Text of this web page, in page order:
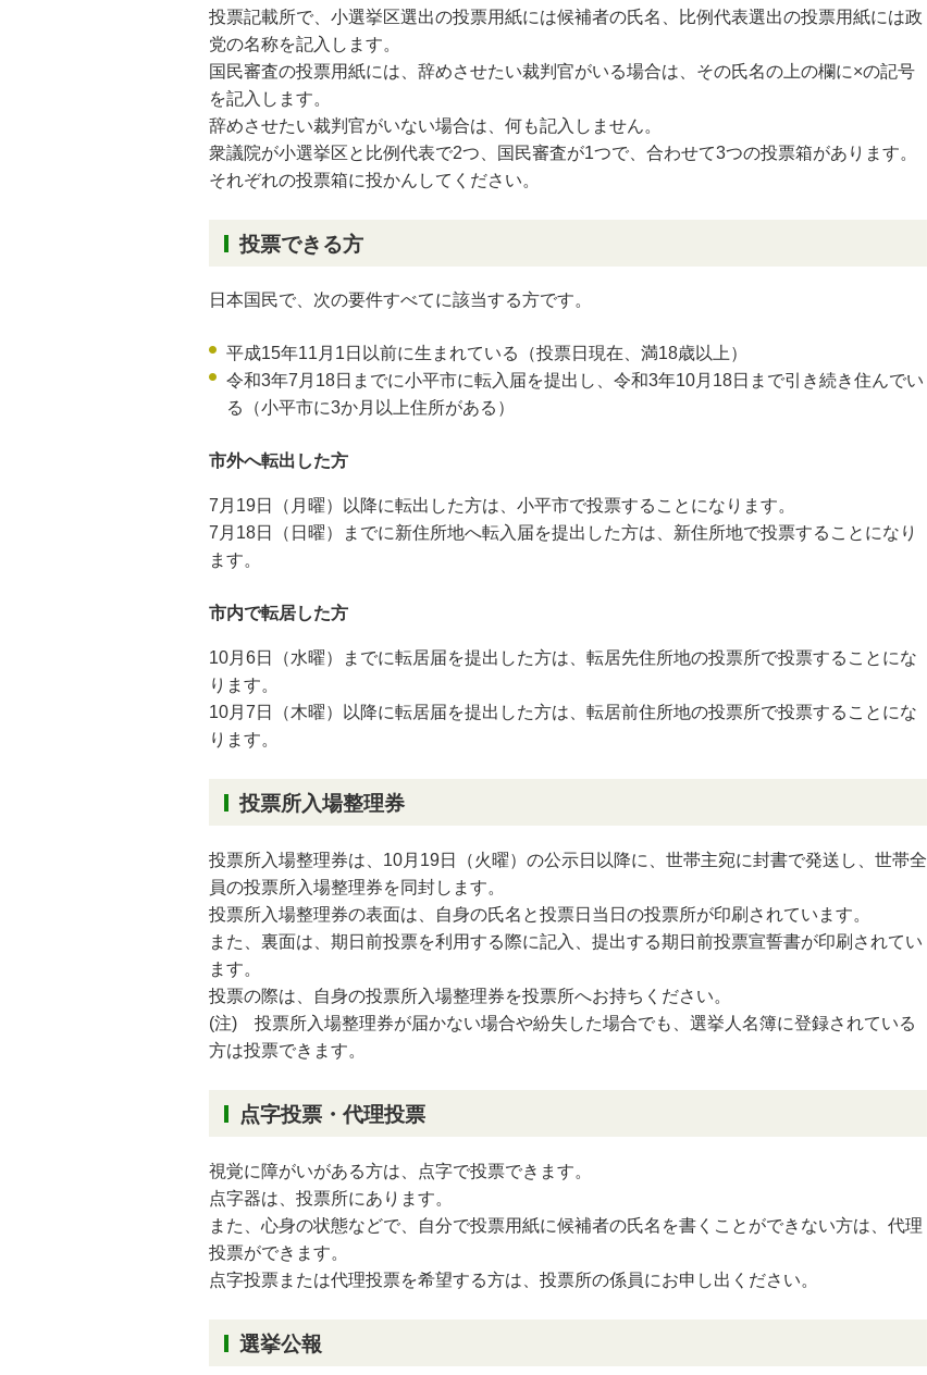
投票記載所で、小選挙区選出の投票用紙には候補者の氏名、比例代表選出の投票用紙には政
党の名称を記入します。
国民審査の投票用紙には、辞めさせたい裁判官がいる場合は、その氏名の上の欄に×の記号
を記入します。
辞めさせたい裁判官がいない場合は、何も記入しません。
衆議院が小選挙区と比例代表で2つ、国民審査が1つで、合わせて3つの投票箱があります。
それぞれの投票箱に投かんしてください。
投票できる方
日本国民で、次の要件すべてに該当する方です。
平成15年11月1日以前に生まれている（投票日現在、満18歳以上）
令和3年7月18日までに小平市に転入届を提出し、令和3年10月18日まで引き続き住んでい
る（小平市に3か月以上住所がある）
市外へ転出した方
7月19日（月曜）以降に転出した方は、小平市で投票することになります。
7月18日（日曜）までに新住所地へ転入届を提出した方は、新住所地で投票することになり
ます。
市内で転居した方
10月6日（水曜）までに転居届を提出した方は、転居先住所地の投票所で投票することにな
ります。
10月7日（木曜）以降に転居届を提出した方は、転居前住所地の投票所で投票することにな
ります。
投票所入場整理券
投票所入場整理券は、10月19日（火曜）の公示日以降に、世帯主宛に封書で発送し、世帯全
員の投票所入場整理券を同封します。
投票所入場整理券の表面は、自身の氏名と投票日当日の投票所が印刷されています。
また、裏面は、期日前投票を利用する際に記入、提出する期日前投票宣誓書が印刷されてい
ます。
投票の際は、自身の投票所入場整理券を投票所へお持ちください。
(注) 投票所入場整理券が届かない場合や紛失した場合でも、選挙人名簿に登録されている
方は投票できます。
点字投票・代理投票
視覚に障がいがある方は、点字で投票できます。
点字器は、投票所にあります。
また、心身の状態などで、自分で投票用紙に候補者の氏名を書くことができない方は、代理
投票ができます。
点字投票または代理投票を希望する方は、投票所の係員にお申し出ください。
選挙公報